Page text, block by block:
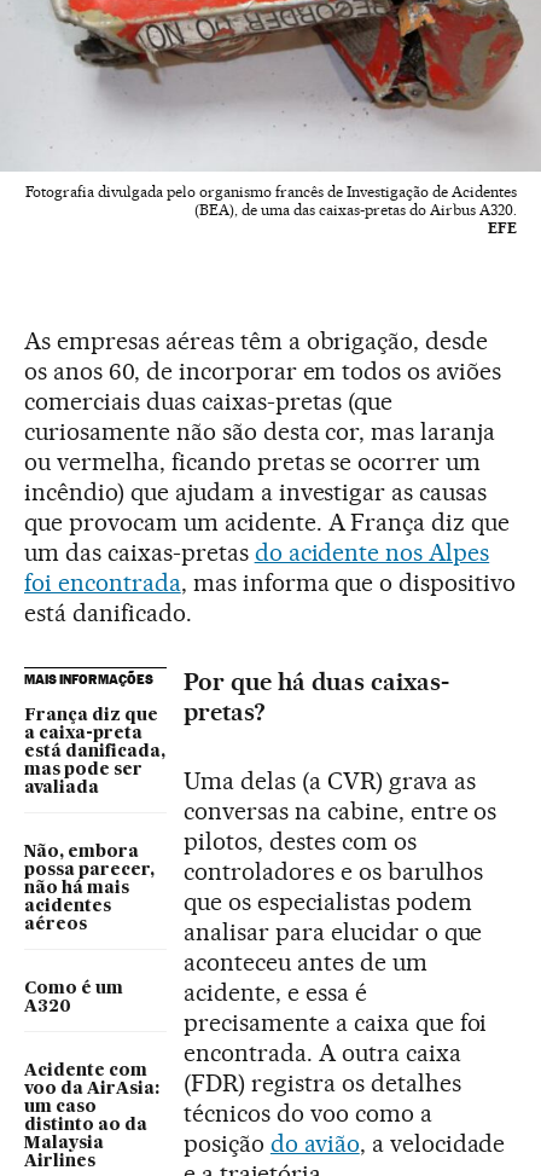
Fotografia divulgada pelo organismo francês de Investigação de Acidentes
(BEA), de uma das caixas-pretas do Airbus A320.
EFE
As empresas aéreas têm a obrigação, desde
os anos 60, de incorporar em todos os aviões
comerciais duas caixas-pretas (que
curiosamente não são desta cor, mas laranja
ou vermelha, ficando pretas se ocorrer um
incêndio) que ajudam a investigar as causas
que provocam um acidente. A França diz que
um das caixas-pretas do acidente nos Alpes
foi encontrada, mas informa que o dispositivo
está danificado.
MAIS INFORMAÇÕES
França diz que
a caixa-preta
está danificada,
mas pode ser
avaliada
Não, embora
possa parecer,
não há mais
acidentes
aéreos
Como é um
A320
Acidente com
voo da AirAsia:
um caso
distinto ao da
Malaysia
Airlines
Por que há duas caixas-
pretas?
Uma delas (a CVR) grava as
conversas na cabine, entre os
pilotos, destes com os
controladores e os barulhos
que os especialistas podem
analisar para elucidar o que
aconteceu antes de um
acidente, e essa é
precisamente a caixa que foi
encontrada. A outra caixa
(FDR) registra os detalhes
técnicos do voo como a
posição do avião, a velocidade